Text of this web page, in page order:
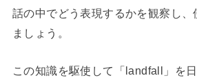
話の中でどう表現するかを観察し、
ましょう。
この知識を駆使して「landfall」を